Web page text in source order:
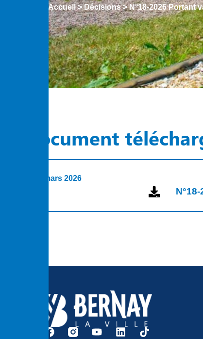
Accueil>Décisions>N°18-2026 Portant
Document
6 mars 2026